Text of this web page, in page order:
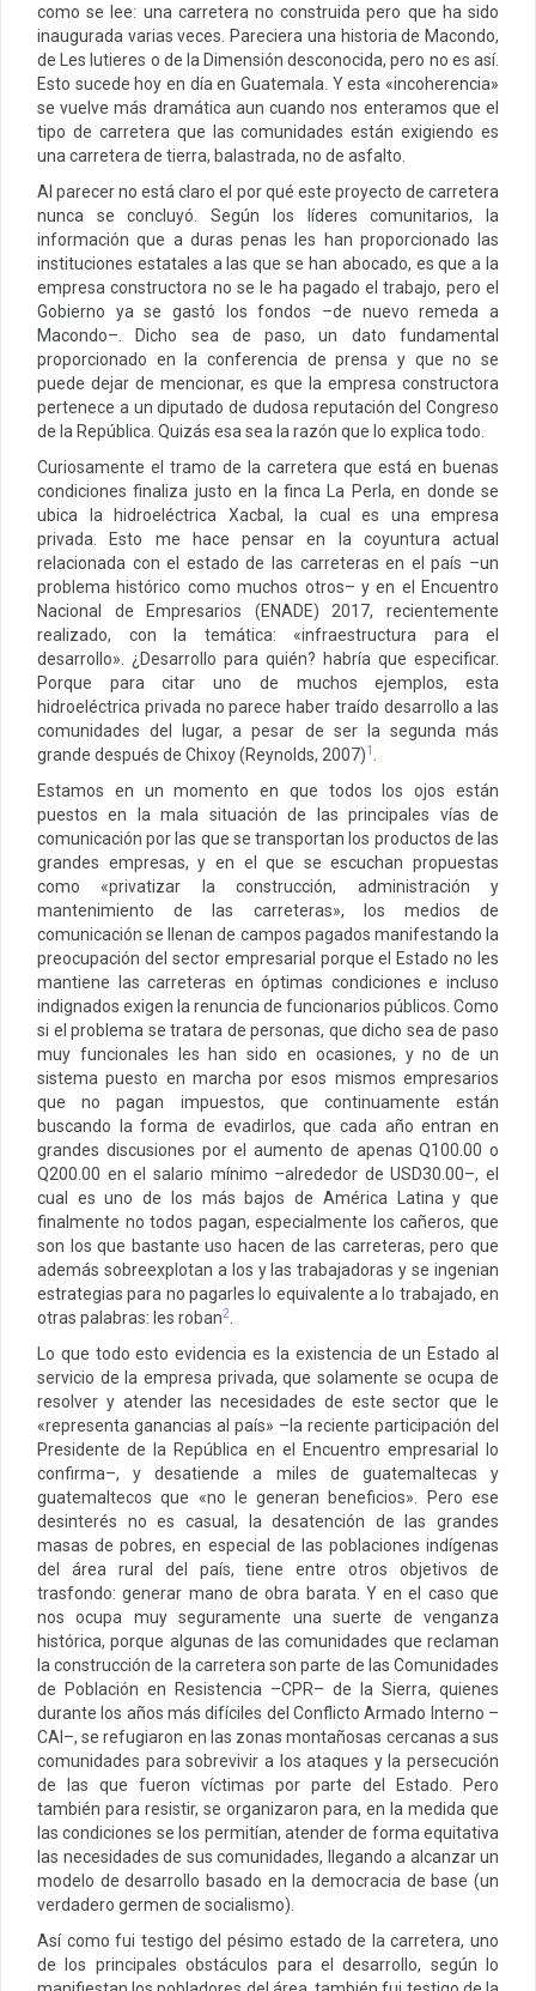
como se lee: una carretera no construida pero que ha sido
inaugurada varias veces. Pareciera una historia de Macondo,
de Les lutieres o de la Dimensión desconocida, pero no es así.
Esto sucede hoy en día en Guatemala. Y esta «incoherencia»
se vuelve más dramática aun cuando nos enteramos que el
tipo de carretera que las comunidades están exigiendo es
una carretera de tierra, balastrada, no de asfalto.
Al parecer no está claro el por qué este proyecto de carretera
nunca se concluyó. Según los líderes comunitarios, la
información que a duras penas les han proporcionado las
instituciones estatales a las que se han abocado, es que a la
empresa constructora no se le ha pagado el trabajo, pero el
Gobierno ya se gastó los fondos –de nuevo remeda a
Macondo–. Dicho sea de paso, un dato fundamental
proporcionado en la conferencia de prensa y que no se
puede dejar de mencionar, es que la empresa constructora
pertenece a un diputado de dudosa reputación del Congreso
de la República. Quizás esa sea la razón que lo explica todo.
Curiosamente el tramo de la carretera que está en buenas
condiciones finaliza justo en la finca La Perla, en donde se
ubica la hidroeléctrica Xacbal, la cual es una empresa
privada. Esto me hace pensar en la coyuntura actual
relacionada con el estado de las carreteras en el país –un
problema histórico como muchos otros– y en el Encuentro
Nacional de Empresarios (ENADE) 2017, recientemente
realizado, con la temática: «infraestructura para el
desarrollo». ¿Desarrollo para quién? habría que especificar.
Porque para citar uno de muchos ejemplos, esta
hidroeléctrica privada no parece haber traído desarrollo a las
comunidades del lugar, a pesar de ser la segunda más
grande después de Chixoy (Reynolds, 2007)1
Estamos en un momento en que todos los ojos están
puestos en la mala situación de las principales vías de
comunicación por las que se transportan los productos de las
grandes empresas, y en el que se escuchan propuestas
como «privatizar la construcción, administración y
mantenimiento de las carreteras», los medios de
comunicación se llenan de campos pagados manifestando la
preocupación del sector empresarial porque el Estado no les
mantiene las carreteras en óptimas condiciones e incluso
indignados exigen la renuncia de funcionarios públicos. Como
si el problema se tratara de personas, que dicho sea de paso
muy funcionales les han sido en ocasiones, y no de un
sistema puesto en marcha por esos mismos empresarios
que no pagan impuestos, que continuamente están
buscando la forma de evadirlos, que cada año entran en
grandes discusiones por el aumento de apenas Q100.00 o
Q200.00 en el salario mínimo –alrededor de USD30.00–, el
cual es uno de los más bajos de América Latina y que
finalmente no todos pagan, especialmente los cañeros, que
son los que bastante uso hacen de las carreteras, pero que
además sobreexplotan a los y las trabajadoras y se ingenian
estrategias para no pagarles lo equivalente a lo trabajado, en
otras palabras: les roban2
Lo que todo esto evidencia es la existencia de un Estado al
servicio de la empresa privada, que solamente se ocupa de
resolver y atender las necesidades de este sector que le
«representa ganancias al país» –la reciente participación del
Presidente de la República en el Encuentro empresarial lo
confirma–, y desatiende a miles de guatemaltecas y
guatemaltecos que «no le generan beneficios». Pero ese
desinterés no es casual, la desatención de las grandes
masas de pobres, en especial de las poblaciones indígenas
del área rural del país, tiene entre otros objetivos de
trasfondo: generar mano de obra barata. Y en el caso que
nos ocupa muy seguramente una suerte de venganza
histórica, porque algunas de las comunidades que reclaman
la construcción de la carretera son parte de las Comunidades
de Población en Resistencia –CPR– de la Sierra, quienes
durante los años más difíciles del Conflicto Armado Interno –
CAI–, se refugiaron en las zonas montañosas cercanas a sus
comunidades para sobrevivir a los ataques y la persecución
de las que fueron víctimas por parte del Estado. Pero
también para resistir, se organizaron para, en la medida que
las condiciones se los permitían, atender de forma equitativa
las necesidades de sus comunidades, llegando a alcanzar un
modelo de desarrollo basado en la democracia de base (un
verdadero germen de socialismo).
Así como fui testigo del pésimo estado de la carretera, uno
de los principales obstáculos para el desarrollo, según lo